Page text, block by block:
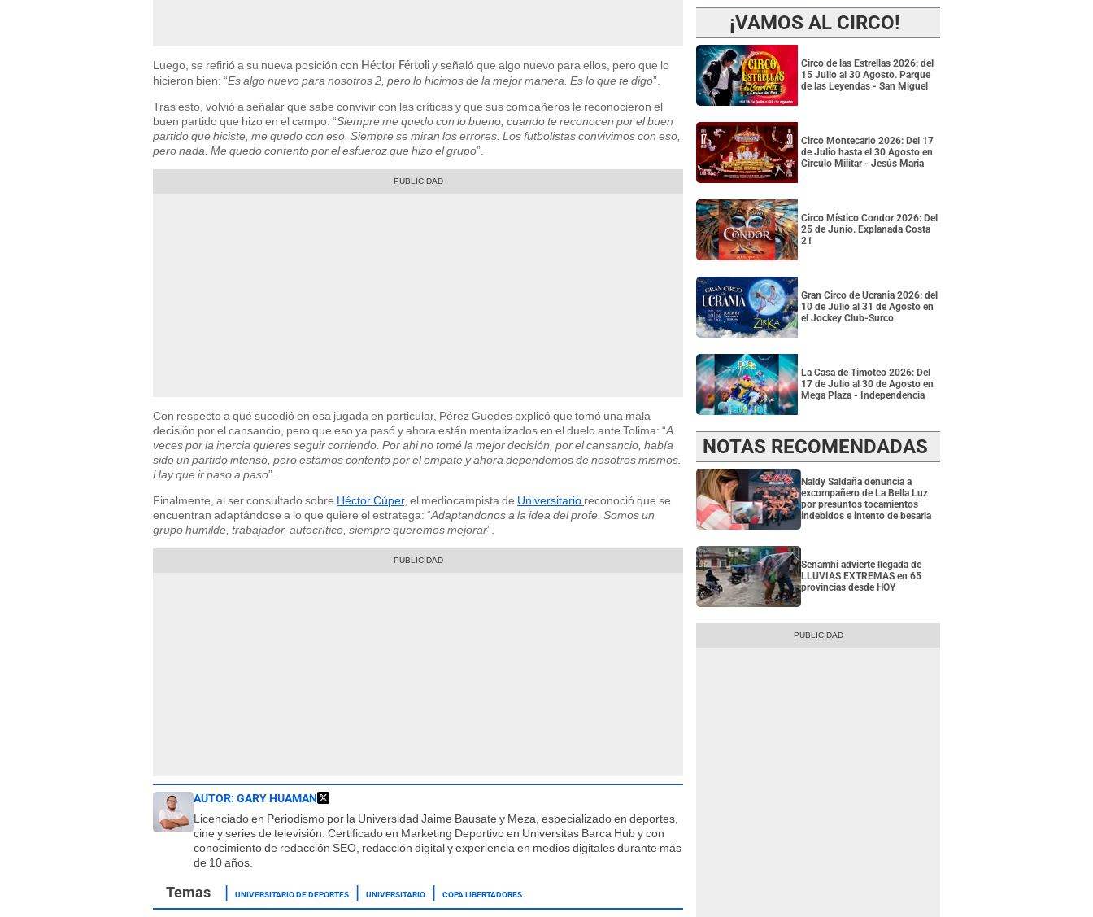
Luego, se refirió a su nueva posición con Héctor Fértoli y señaló que algo nuevo para ellos, pero que lo
hicieron bien: “Es algo nuevo para nosotros 2, pero lo hicimos de la mejor manera. Es lo que te digo”.
Tras esto, volvió a señalar que sabe convivir con las críticas y que sus compañeros le reconocieron el
buen partido que hizo en el campo: “Siempre me quedo con lo bueno, cuando te reconocen por el buen
partido que hiciste, me quedo con eso. Siempre se miran los errores. Los futbolistas convivimos con eso,
pero nada. Me quedo contento por el esfueroz que hizo el grupo”.
Con respecto a qué sucedió en esa jugada en particular, Pérez Guedes explicó que tomó una mala
decisión por el cansancio, pero que eso ya pasó y ahora están mentalizados en el duelo ante Tolima: “A
veces por la inercia quieres seguir corriendo. Por ahi no tomé la mejor decisión, por el cansancio, había
sido un partido intenso, pero estamos contento por el empate y ahora dependemos de nosotros mismos.
Hay que ir paso a paso”.
Finalmente, al ser consultado sobre Héctor Cúper, el mediocampista de Universitario reconoció que se
encuentran adaptándose a lo que quiere el estratega: “Adaptandonos a la idea del profe. Somos un
grupo humilde, trabajador, autocrítico, siempre queremos mejorar”.
AUTOR: GARY HUAMAN
Licenciado en Periodismo por la Universidad Jaime Bausate y Meza, especializado en deportes,
cine y series de televisión. Certificado en Marketing Deportivo en Universitas Barca Hub y con
conocimiento de redacción SEO, redacción digital y experiencia en medios digitales durante más
de 10 años.
UNIVERSITARIO DE DEPORTES UNIVERSITARIO COPA LIBERTADORES
¡VAMOS AL CIRCO!
Circo de las Estrellas 2026: del
15 Julio al 30 Agosto. Parque
de las Leyendas - San Miguel
Circo Montecarlo 2026: Del 17
de Julio hasta el 30 Agosto en
Círculo Militar - Jesús María
Circo Místico Condor 2026: Del
25 de Junio. Explanada Costa
21
Gran Circo de Ucrania 2026: del
10 de Julio al 31 de Agosto en
el Jockey Club-Surco
La Casa de Timoteo 2026: Del
17 de Julio al 30 de Agosto en
Mega Plaza - Independencia
NOTAS RECOMENDADAS
Naldy Saldaña denuncia a
excompañero de La Bella Luz
por presuntos tocamientos
indebidos e intento de besarla
Senamhi advierte llegada de
LLUVIAS EXTREMAS en 65
provincias desde HOY